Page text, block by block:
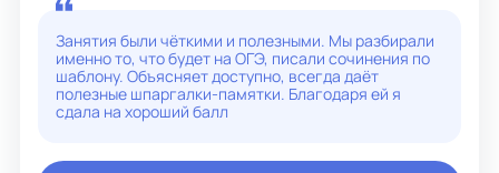
грамотной речи и письма.
5-8 классы: Устранение пробелов, систематизация
знаний, повышение успеваемости. Учимся с ребятами
писать сочинения и изложения без страха, готовимся к
ВПР.
9 класс: Качественная подготовка к ОГЭ. Особое
внимание уделяю изложению и сочинению, устраняем с
алгоритмы для уверенности на экзамене.
Занятия были чёткими и полезными. Мы разбирали
именно то, что будет на ОГЭ, писали сочинения по
шаблону. Объясняет доступно, всегда даёт
полезные шпаргалки-памятки. Благодаря ей я
сдала на хороший балл